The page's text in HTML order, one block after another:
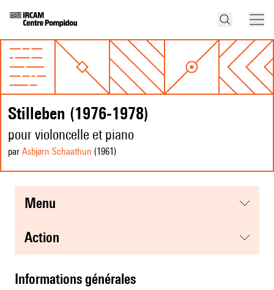
Stilleben (1976-1978)
pour violoncelle et piano
par Asbjørn Schaathun (1961 )
menu
action
informations générales